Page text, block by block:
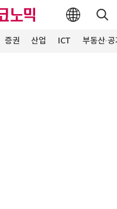
증권 산업 ICT 부동산·